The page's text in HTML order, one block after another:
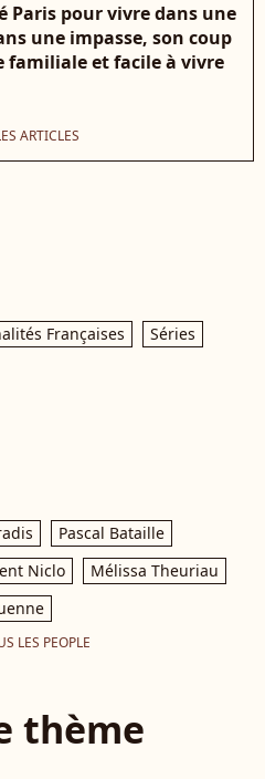
Paris pour vivre dans une
une impasse, son coup
familiale et facile à vivre
ARTICLES
Françaises
Séries
Pascal Bataille
Niclo
Mélissa Theuriau
LES PEOPLE
thème